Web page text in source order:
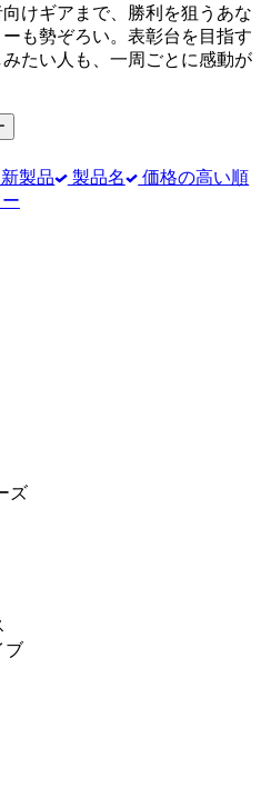
けギアまで、勝利を狙うあな
も勢ぞろい。表彰台を目指す
たい人も、一周ごとに感動が
新製品 製品名
価格の高い順
ズ
ブ